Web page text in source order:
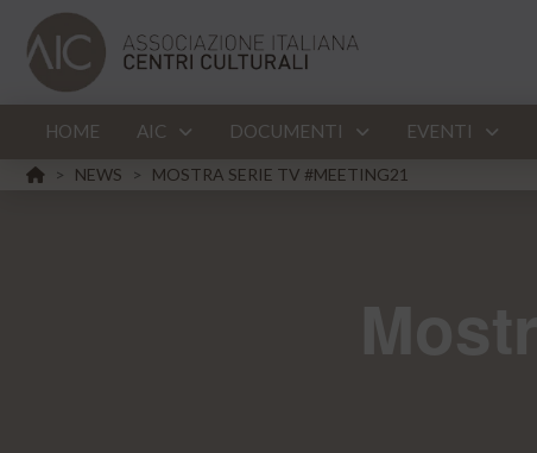
HOME AIC DOCUMENTI EVENTI
HOME
> NEWS > MOSTRA SERIE TV #MEETING21